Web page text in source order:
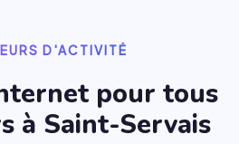
D'ACTIVITÉ
pour tous
à Saint-Servais